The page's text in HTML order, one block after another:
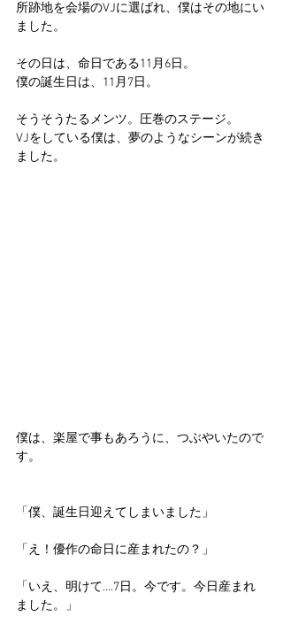
所跡地を会場のVJに選ばれ、僕はその地にい
ました。
その日は、命日である11月6日。
僕の誕生日は、11月7日。
そうそうたるメンツ。圧巻のステージ。
VJをしている僕は、夢のようなシーンが続き
ました。
僕は、楽屋で事もあろうに、つぶやいたので
す。
「僕、誕生日迎えてしまいました」
「え！優作の命日に産まれたの？」
「いえ、明けて....7日。今です。今日産まれ
ました。」